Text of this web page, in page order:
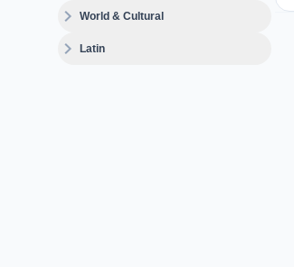
expand_moreWorld & Cultural
expand_moreLatin